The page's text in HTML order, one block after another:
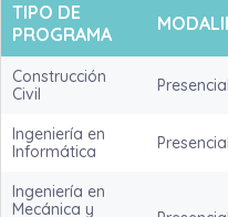
TIPO DE
PROGRAMA
Construcción
Civil
Presencial
Ingeniería en
Informática
Presencial
Ingeniería en
Mecánica y